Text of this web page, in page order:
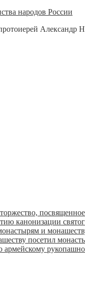
народов России
Александр
канонизации
посетил